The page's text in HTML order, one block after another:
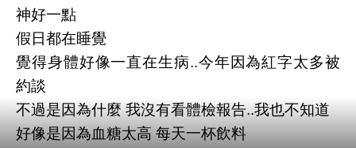
神好一點
假日都在睡覺
覺得身體好像一直在生病..今年因為紅字太多被
約談
不過是因為什麼 我沒有看體檢報告..我也不知道
好像是因為血糖太高 每天一杯飲料